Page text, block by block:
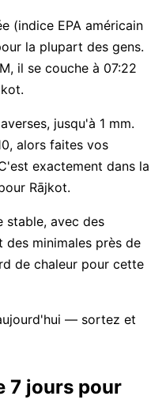
(indice EPA américain
la plupart des gens.
il se couche à 07:22
jusqu'à 1 mm.
alors faites vos
exactement dans la
Rājkot.
stable, avec des
des minimales près de
de chaleur pour cette
— sortez et
7 jours pour